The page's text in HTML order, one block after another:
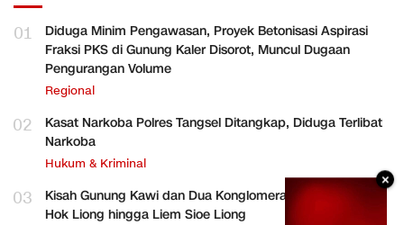
01
Diduga Minim Pengawasan, Proyek Betonisasi Aspirasi
Fraksi PKS di Gunung Kaler Disorot, Muncul Dugaan
Pengurangan Volume
Regional
02
Kasat Narkoba Polres Tangsel Ditangkap, Diduga Terlibat
Narkoba
Hukum & Kriminal
03
Kisah Gunung Kawi dan Dua Konglomerat Indonesia Ong
Hok Liong hingga Liem Sioe Liong
×